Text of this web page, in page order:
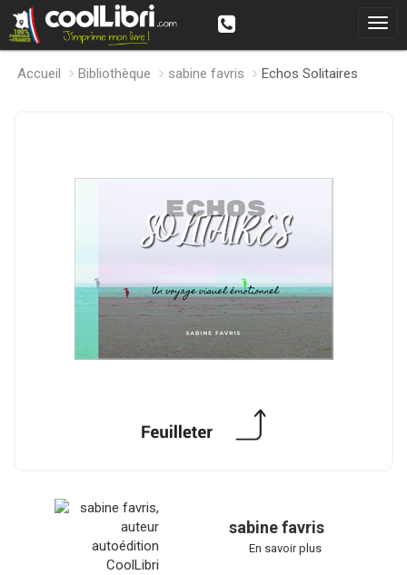
Accueil Bibliothèque sabine favris Echos Solitaires
sabine favris
En savoir plus